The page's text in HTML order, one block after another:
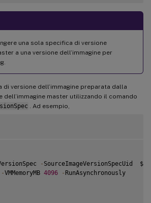
una sola specifica di versione
a una versione dell’immagine per
di versione dell’immagine preparata dalla
dell’immagine master utilizzando il comando
. Ad esempio,
- SourceImageVersionSpecUid
-VMMemoryMB 4096 - RunAsynchronously